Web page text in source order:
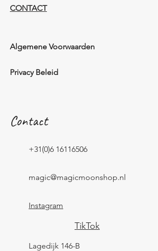
CONTACT
Algemene Voorwaarden
Privacy Beleid
Contact
+31(0)6 16116506
magic@magicmoonshop.nl
Instagram
TikTok
Lagedijk 146-B